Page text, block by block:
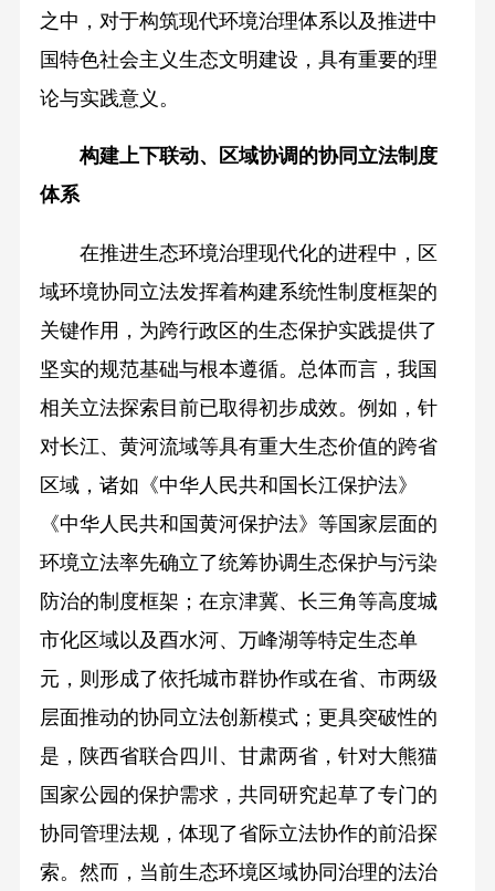
之中，对于构筑现代环境治理体系以及推进中
国特色社会主义生态文明建设，具有重要的理
论与实践意义。
构建上下联动、区域协调的协同立法制度
体系
在推进生态环境治理现代化的进程中，区
域环境协同立法发挥着构建系统性制度框架的
关键作用，为跨行政区的生态保护实践提供了
坚实的规范基础与根本遵循。总体而言，我国
相关立法探索目前已取得初步成效。例如，针
对长江、黄河流域等具有重大生态价值的跨省
区域，诸如《中华人民共和国长江保护法》
《中华人民共和国黄河保护法》等国家层面的
环境立法率先确立了统筹协调生态保护与污染
防治的制度框架；在京津冀、长三角等高度城
市化区域以及酉水河、万峰湖等特定生态单
元，则形成了依托城市群协作或在省、市两级
层面推动的协同立法创新模式；更具突破性的
是，陕西省联合四川、甘肃两省，针对大熊猫
国家公园的保护需求，共同研究起草了专门的
协同管理法规，体现了省际立法协作的前沿探
索。然而，当前生态环境区域协同治理的法治